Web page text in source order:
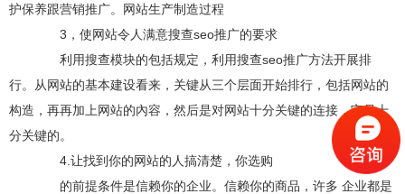
护保养跟营销推广。网站生产制造过程
3，使网站令人满意搜查seo推广的要求
利用搜查模块的包括规定，利用搜查seo推广方法开展排
行。从网站的基本建设看来，关键从三个层面开始排行，包括网站的
构造，再再加上网站的內容，然后是对网站十分关键的连接，它是十
分关键的。
4.让找到你的网站的人搞清楚，你选购
的前提条件是信赖你的企业。信赖你的商品，许多 企业都是